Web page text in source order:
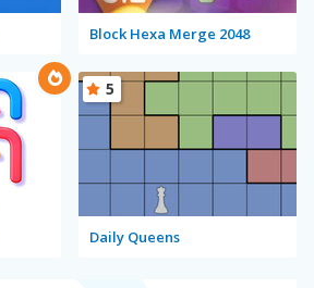
Block Hexa Merge 2048
Daily Queens
5